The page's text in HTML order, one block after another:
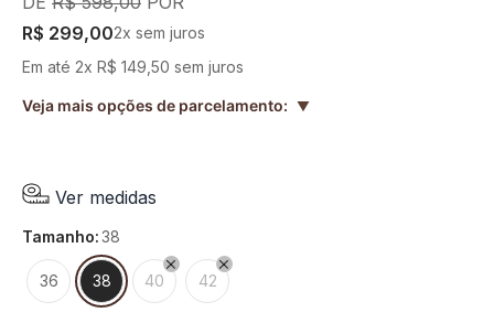
R$ 299,002x sem juros
Em até 2x R$ 149 50 sem juros
Veja mais opções de parcelamento: ▲
Ver medidas
tamanho:38
36 38 40 42